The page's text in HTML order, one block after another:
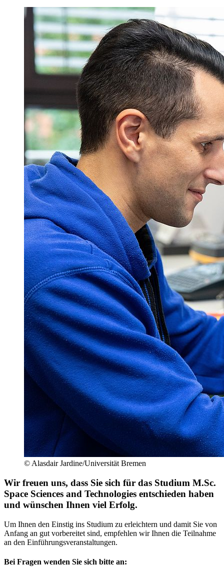
© Alasdair Jardine/Universität Bremen
Wir freuen uns, dass Sie sich für das Studium M.Sc.
Space Sciences and Technologies entschieden haben
und wünschen Ihnen viel Erfolg.
Um Ihnen den Einstig ins Studium zu erleichtern und damit Sie von
Anfang an gut vorbereitet sind, empfehlen wir Ihnen die Teilnahme
an den Einführungsveranstaltungen.
Bei Fragen wenden Sie sich bitte an: